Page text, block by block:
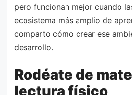
pero funcionan mejor cuando
ecosistema más amplio de
comparto cómo crear ese
desarrollo.
Rodéate de
lectura físico